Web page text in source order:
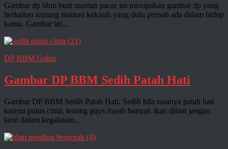
Gambar dp bbm buat mantan pacar ini merupakan gambar dp yang
berkaitan tentang mantan kekasih yang dulu pernah ada dalam hidup
kamu. Gambar ini...
DP BBM Galau
Gambar DP BBM Sedih Patah Hati
Gambar DP BBM Sedih Patah Hati. Sedih bila rasanya patah hati
karena putus cinta, tenang guys masih banyak ikan dilaut jangan
larut dalam kegalauan...